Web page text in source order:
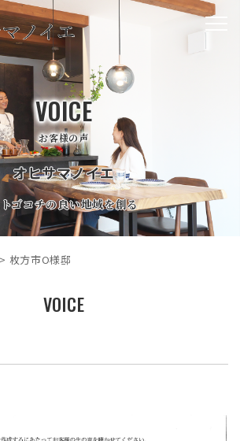
オヒサマノイエ
ゴコチの良い地域を創る
VOICE
お客様の声
> 枚方市O様邸
VOICE